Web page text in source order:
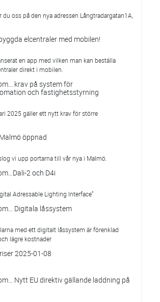
du oss på den nya adressen Långtradargatan1A,
elcentraler med mobilen!
en app med vilken man kan beställa
direkt i mobilen.
krav på system för
och fastighetsstyrning
2025 gäller ett nytt krav för större
öppnad
vi upp portarna till vår nya i Malmö.
2 och D4i
Adressable Lighting Interface”
Digitala låssystem
med ett digitalt låssystem är förenklad
lägre kostnader
2025-01-08
Nytt EU direktiv gällande laddning på